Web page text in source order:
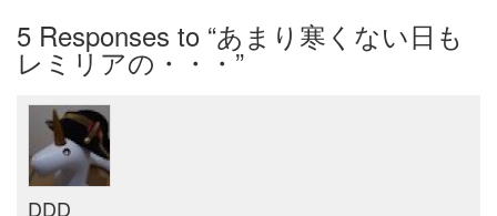
5 Responses to “あまり寒くない日も
レミリアの・・・”
DDD